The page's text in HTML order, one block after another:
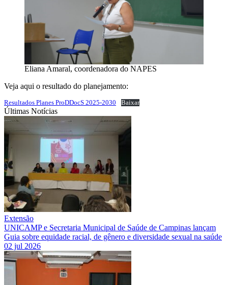
Eliana Amaral, coordenadora do NAPES
Veja aqui o resultado do planejamento:
Resultados Planes ProDDocS 2025-2030 Baixar
Últimas Notícias
Extensão
UNICAMP e Secretaria Municipal de Saúde de Campinas lançam
Guia sobre equidade racial, de gênero e diversidade sexual na saúde
02 jul 2026